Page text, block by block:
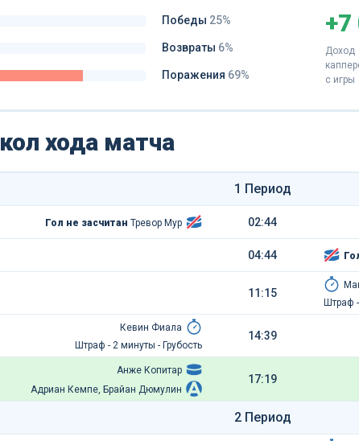
Победы 25%
Возвраты 6%
Поражения 69%
+7
Доход
с игры
хода матча
1 Период
Гол не засчитан Тревор Мур 02:44
04:44
11:15
Штраф
Кевин Фиала
Штраф - 2 минуты - Грубость
14:39
Анже Копитар
Адриан Кемпе, Брайан Дюмулин
17:19
2 Период